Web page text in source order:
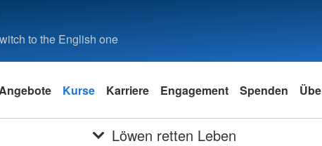
to the English one
Angebote Kurse Karriere Engagement Spenden
Löwen retten Leben